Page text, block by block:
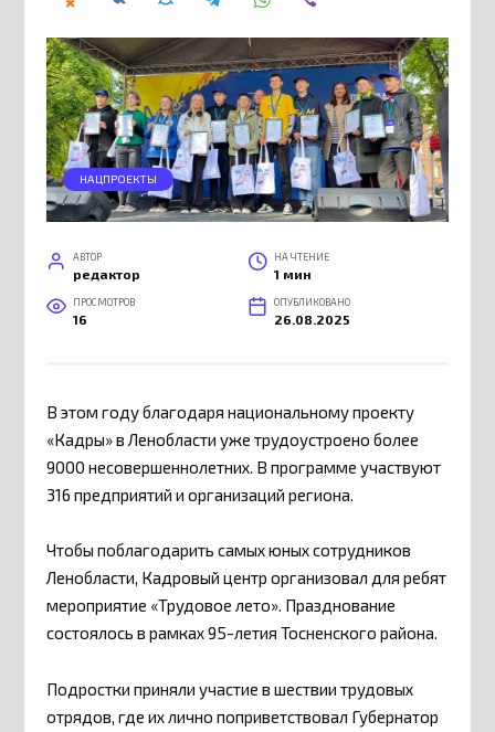
НАЦПРОЕКТЫ
АВТОР
редактор
НА ЧТЕНИЕ
1 мин
ПРОСМОТРОВ
16
ОПУБЛИКОВАНО
26.08.2025
В этом году благодаря национальному проекту
«Кадры» в Ленобласти уже трудоустроено более
9000 несовершеннолетних. В программе участвуют
316 предприятий и организаций региона.
Чтобы поблагодарить самых юных сотрудников
Ленобласти, Кадровый центр организовал для ребят
мероприятие «Трудовое лето». Празднование
состоялось в рамках 95-летия Тосненского района.
Подростки приняли участие в шествии трудовых
отрядов, где их лично поприветствовал Губернатор